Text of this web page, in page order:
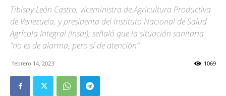
Tibisay León Castro, viceministra de Agricultura Productiva
de Venezuela, y presidenta del Instituto Nacional de Salud
Agrícola Integral (Insai), señaló que la situación sanitaria
“no es de alarma, pero sí de atención”
febrero 14, 2023 1069